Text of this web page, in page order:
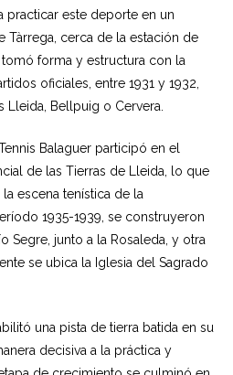
practicar este deporte en un
Tàrrega, cerca de la estación de
forma y estructura con la
oficiales, entre 1931 y 1932,
Bellpuig o Cervera.
Balaguer participó en el
de las Tierras de Lleida, lo que
escena tenística de la
1935-1939, se construyeron
Segre, junto a la Rosaleda, y otra
se ubica la Iglesia del Sagrado
una pista de tierra batida en su
decisiva a la práctica y